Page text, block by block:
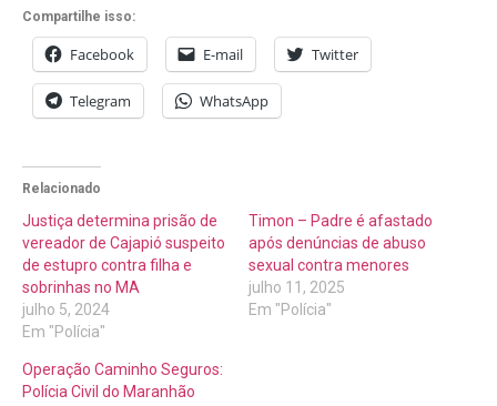
Compartilhe isso:
Facebook E-mail Twitter
Telegram WhatsApp
Relacionado
Justiça determina prisão de
vereador de Cajapió suspeito
de estupro contra filha e
sobrinhas no MA
julho 5, 2024
Em "Polícia"
Timon – Padre é afastado
após denúncias de abuso
sexual contra menores
julho 11, 2025
Em "Polícia"
Operação Caminho Seguros:
Polícia Civil do Maranhão